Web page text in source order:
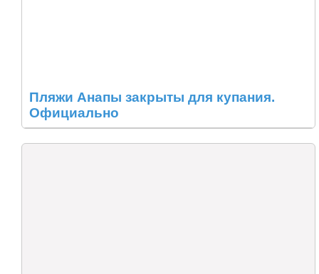
Пляжи Анапы закрыты для купания.
Официально